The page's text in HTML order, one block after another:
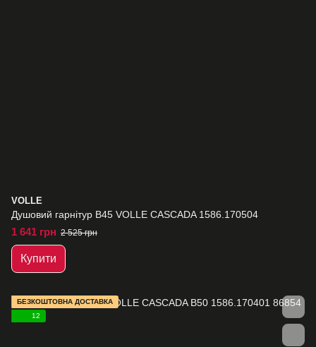
VOLLE
Душовий гарнітур B45 VOLLE CASCADA 1586.170504
1 641 грн 2 525 грн
Купити
БЕЗКОШТОВНА ДОСТАВКА
12